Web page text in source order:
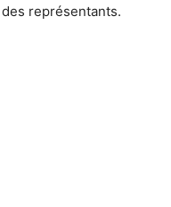
des représentants.